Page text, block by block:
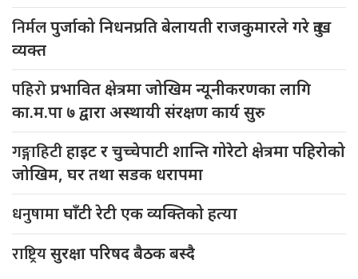
निर्मलपुर्जाको निधनप्रति बेलायती राजकुमारले गरे दुःख
व्यक्त
पहिरोप्रभावित क्षेत्रमा जोखिम न्यूनीकरणका लागि
का.म.पा ७ द्वारा अस्थायी संरक्षण कार्य सुरु
गङ्गाहिटीहाइट र चुच्चेपाटी शान्ति गोरेटो क्षेत्रमा पहिरोको
जोखिम, घर तथा सडक धरापमा
धनुषामाघाँटी रेटी एक व्यक्तिको हत्या
राष्ट्रियसुरक्षा परिषद बैठक बस्दै